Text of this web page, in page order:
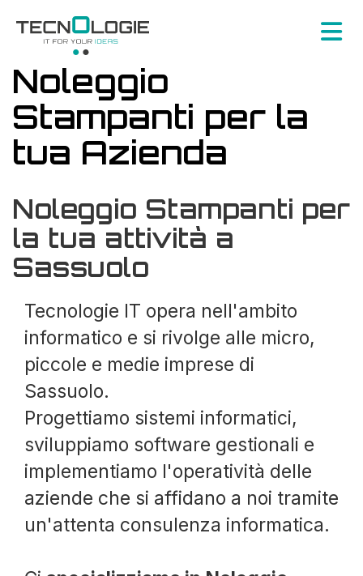
Noleggio
Stampanti per la
tua Azienda
Noleggio Stampanti per
la tua attività a
Sassuolo
Tecnologie IT opera nell'ambito
informatico e si rivolge alle micro,
piccole e medie imprese di
Sassuolo.
Progettiamo sistemi informatici,
sviluppiamo software gestionali e
implementiamo l'operatività delle
aziende che si affidano a noi tramite
un'attenta consulenza informatica.